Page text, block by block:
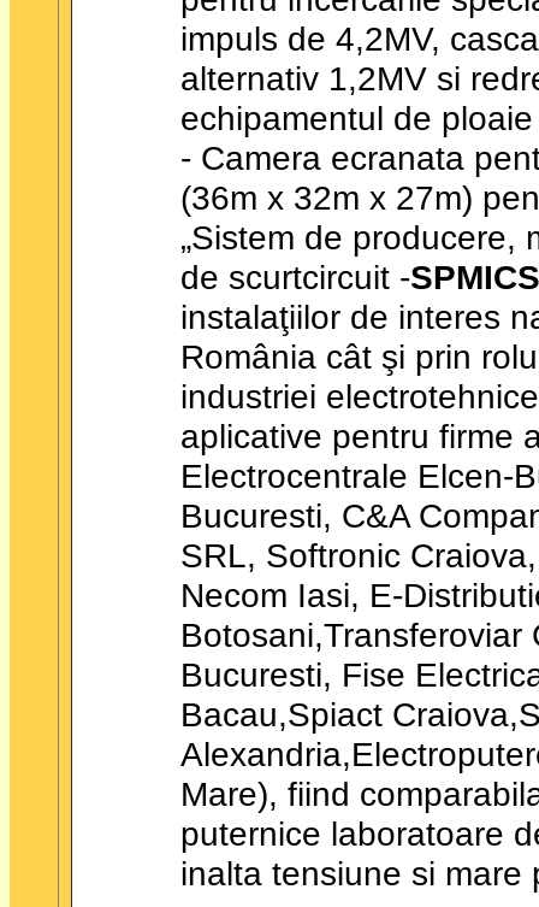
impuls de 4,2MV,
alternativ 1,2MV si
echipamentul de
- Camera ecranata
(36m x 32m x 27m)
„Sistem de producere,
de scurtcircuit -SPMICS
instalaţiilor de interes
România cât şi prin
industriei
aplicative pentru firme
Electrocentrale Elcen-
Bucuresti, C&A
SRL, Softronic
Necom Iasi, E-
Botosani,Transferoviar
Bucuresti, Fise
Bacau,Spiact
Mare), fiind
puternice laboratoare
inalta tensiune si mare